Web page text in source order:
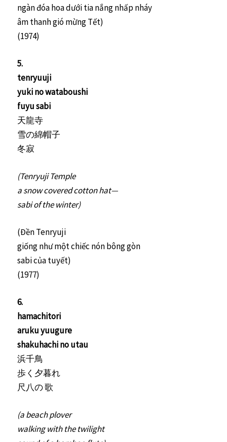
ngàn đóa hoa dưới tia nắng nhấp nháy
âm thanh gió mừng Tết)
(1974)
5.
tenryuuji
yuki no wataboushi
fuyu sabi
天龍寺
雪の綿帽子
冬寂
(Tenryuji Temple
a snow covered cotton hat—
sabi of the winter)
(Đền Tenryuji
giống như một chiếc nón bông gòn
sabi của tuyết)
(1977)
6.
hamachitori
aruku yuugure
shakuhachi no utau
浜千鳥
歩く夕暮れ
尺八の 歌
(a beach plover
walking with the twilight